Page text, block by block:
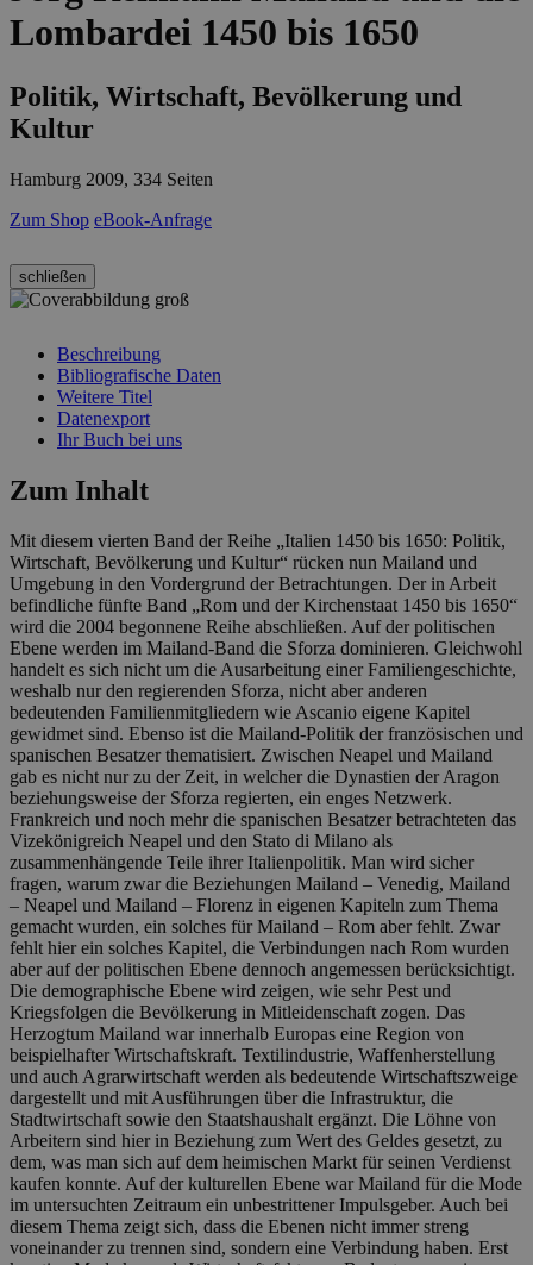
Lombardei 1450 bis 1650
Politik, Wirtschaft, Bevölkerung und
Kultur
Hamburg 2009, 334 Seiten
Zum Shop eBook-Anfrage
schließen
Beschreibung
Bibliografische Daten
Weitere Titel
Datenexport
Ihr Buch bei uns
Zum Inhalt
Mit diesem vierten Band der Reihe „Italien 1450 bis 1650: Politik,
Wirtschaft, Bevölkerung und Kultur“ rücken nun Mailand und
Umgebung in den Vordergrund der Betrachtungen. Der in Arbeit
befindliche fünfte Band „Rom und der Kirchenstaat 1450 bis 1650“
wird die 2004 begonnene Reihe abschließen. Auf der politischen
Ebene werden im Mailand-Band die Sforza dominieren. Gleichwohl
handelt es sich nicht um die Ausarbeitung einer Familiengeschichte,
weshalb nur den regierenden Sforza, nicht aber anderen
bedeutenden Familienmitgliedern wie Ascanio eigene Kapitel
gewidmet sind. Ebenso ist die Mailand-Politik der französischen und
spanischen Besatzer thematisiert. Zwischen Neapel und Mailand
gab es nicht nur zu der Zeit, in welcher die Dynastien der Aragon
beziehungsweise der Sforza regierten, ein enges Netzwerk.
Frankreich und noch mehr die spanischen Besatzer betrachteten das
Vizekönigreich Neapel und den Stato di Milano als
zusammenhängende Teile ihrer Italienpolitik. Man wird sicher
fragen, warum zwar die Beziehungen Mailand – Venedig, Mailand
– Neapel und Mailand – Florenz in eigenen Kapiteln zum Thema
gemacht wurden, ein solches für Mailand – Rom aber fehlt. Zwar
fehlt hier ein solches Kapitel, die Verbindungen nach Rom wurden
aber auf der politischen Ebene dennoch angemessen berücksichtigt.
Die demographische Ebene wird zeigen, wie sehr Pest und
Kriegsfolgen die Bevölkerung in Mitleidenschaft zogen. Das
Herzogtum Mailand war innerhalb Europas eine Region von
beispielhafter Wirtschaftskraft. Textilindustrie, Waffenherstellung
und auch Agrarwirtschaft werden als bedeutende Wirtschaftszweige
dargestellt und mit Ausführungen über die Infrastruktur, die
Stadtwirtschaft sowie den Staatshaushalt ergänzt. Die Löhne von
Arbeitern sind hier in Beziehung zum Wert des Geldes gesetzt, zu
dem, was man sich auf dem heimischen Markt für seinen Verdienst
kaufen konnte. Auf der kulturellen Ebene war Mailand für die Mode
im untersuchten Zeitraum ein unbestrittener Impulsgeber. Auch bei
diesem Thema zeigt sich, dass die Ebenen nicht immer streng
voneinander zu trennen sind, sondern eine Verbindung haben. Erst